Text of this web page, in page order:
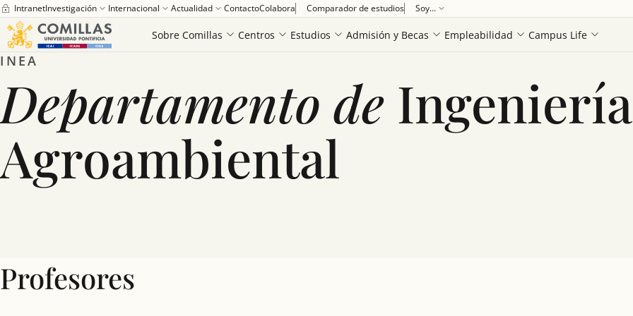
IntranetInvestigación Internacional Actualidad ContactoColabora Comparador de estudios Soy...
Sobre Comillas Centros Estudios Admisión y Becas Empleabilidad Campus Life
Saber más Ver más
Home Departamento de Ingeniería Agroambiental
INEA
Departamento de Ingeniería
Agroambiental
Profesores